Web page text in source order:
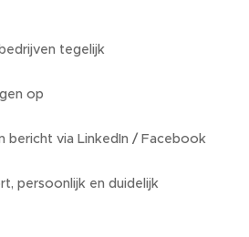
tegelijk
op
bericht via LinkedIn / Facebook
persoonlijk en duidelijk